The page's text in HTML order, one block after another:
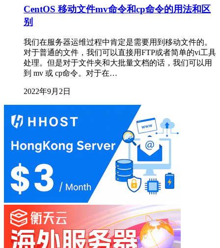
CentOS 移动文件mv命令和cp命令的用法和区
别
我们在服务器运维过程中肯定是需要用到移动文件的。
对于普通的文件，我们可以直接用FTP或者简单的vi工具
处理。但是对于文件夹和大批量文档的话，我们可以用
到 mv 或 cp命令。对于在…
2022年9月2日